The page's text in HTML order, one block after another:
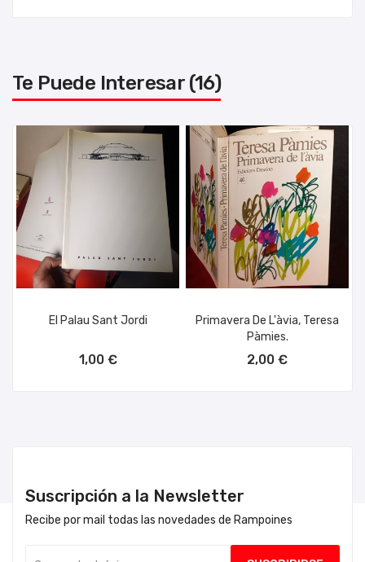
Te Puede Interesar (16)
El Palau Sant Jordi
1,00 €
Primavera De L'àvia, Teresa
Pàmies.
2,00 €
Suscripción a la Newsletter
Recibe por mail todas las novedades de Rampoines